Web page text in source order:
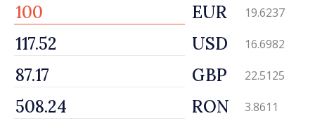
EUR 19.6237
USD 16.6982
GBP 22.5125
RON 3.8611